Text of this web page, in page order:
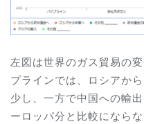
左図は世界のガス貿易の
プラインでは、ロシアか
少し、一方で中国への輸
ーロッパ分と比較になら